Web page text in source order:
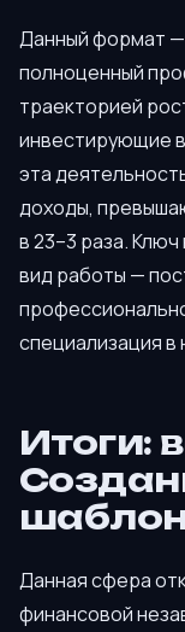
Данный формат —
полноценный
траекторией
инвестирующие
эта
доходы,
в 23–3 раза.
вид работы —
специализация
Итоги:
Данная сфера
финансовой